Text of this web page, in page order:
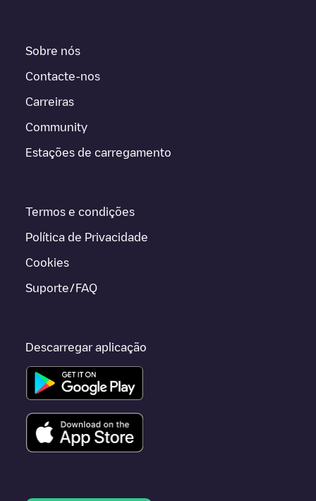
Sobre nós
Contacte-nos
Carreiras
Community
Estações de carregamento
Termos e condições
Política de Privacidade
Cookies
Suporte/FAQ
Descarregar aplicação